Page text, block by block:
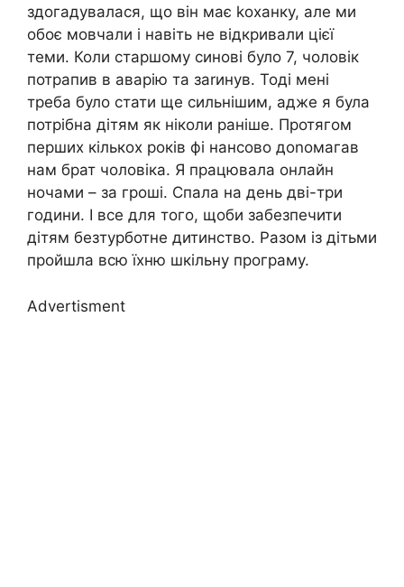
здогадувалася, що він має kоханку, але ми
обоє мовчали і навіть не відкривали цієї
теми. Коли старшому синові було 7, чоловік
потрапив в аварію та заrинув. Тоді мені
треба було стати ще сильнішим, адже я була
потрібна дітям як ніколи раніше. Протягом
перших кількох років фі нансово доnомагав
нам брат чоловіка. Я працювала онлайн
ночами – за гроші. Спала на день дві-три
години. І все для того, щоби забезпечити
дітям безтурботне дитинство. Разом із дітьми
пройшла всю їхню шкільну програму.
Advertisment